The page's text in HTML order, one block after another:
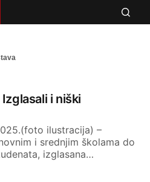
i niški
ilustracija) –
i srednjim školama do
izglasana…